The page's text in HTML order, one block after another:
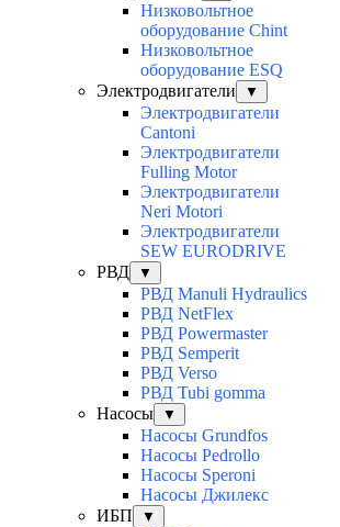
Низковольтное
оборудование Chint
Низковольтное
оборудование ESQ
Электродвигатели
▼
Электродвигатели
Cantoni
Электродвигатели
Fulling Motor
Электродвигатели
Neri Motori
Электродвигатели
SEW EURODRIVE
РВД
▼
РВД Manuli Hydraulics
РВД NetFlex
РВД Powermaster
РВД Semperit
РВД Verso
РВД Tubi gomma
Насосы
▼
Насосы Grundfos
Насосы Pedrollo
Насосы Speroni
Насосы Джилекс
ИБП
▼